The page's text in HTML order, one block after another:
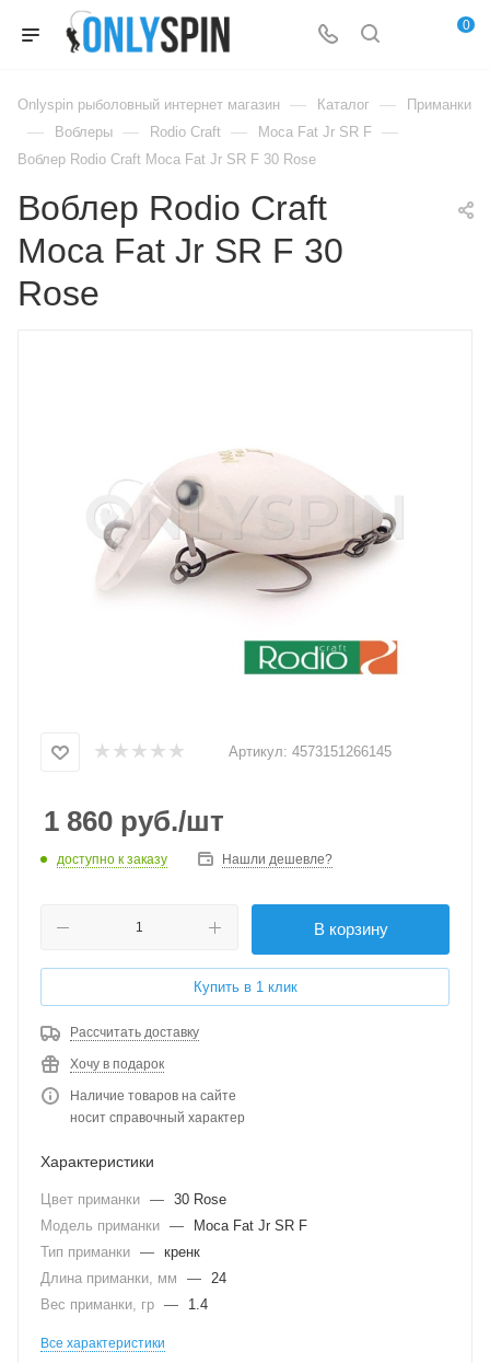
0
Onlyspin рыболовный интернет магазин — Каталог — Приманки
— Воблеры — Rodio Craft — Moca Fat Jr SR F —
Воблер Rodio Craft Moca Fat Jr SR F 30 Rose
Воблер Rodio Craft
Moca Fat Jr SR F 30
Rose
Артикул: 4573151266145
1 860 руб./шт
доступно к заказу Нашли дешевле?
В корзину
Купить в 1 клик
Рассчитать доставку
Хочу в подарок
Наличие товаров на сайте
носит справочный характер
Характеристики
Цвет приманки — 30 Rose
Модель приманки —
Moca Fat Jr SR F
Тип приманки — кренк
Длина приманки, мм
— 24
Вес приманки, гр — 1.4
Все характеристики